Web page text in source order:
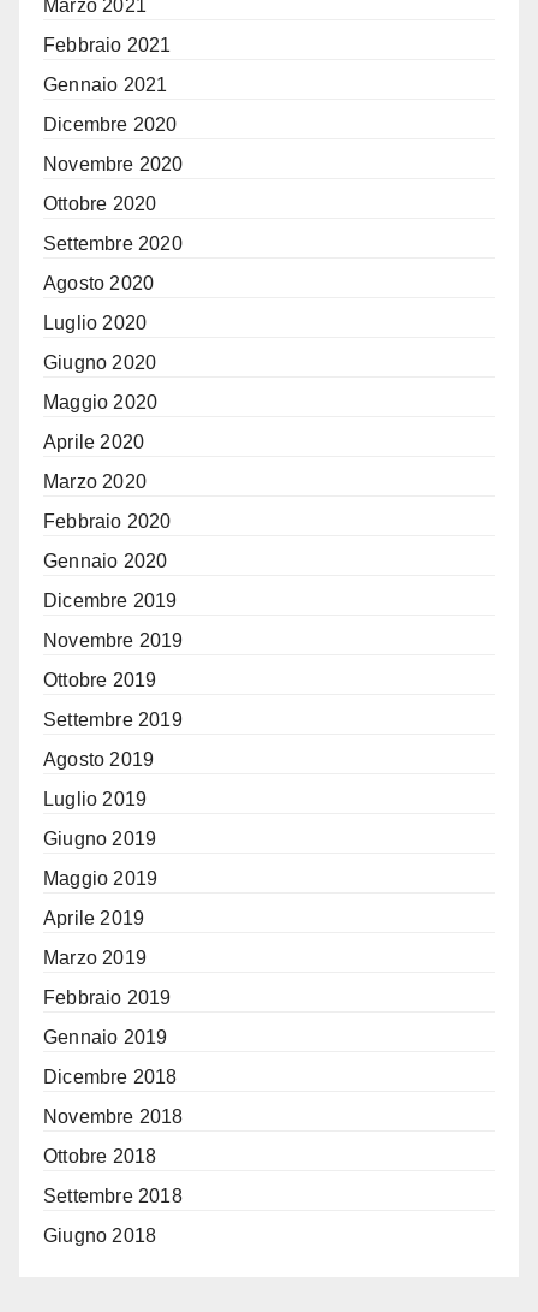
Marzo 2021
Febbraio 2021
Gennaio 2021
Dicembre 2020
Novembre 2020
Ottobre 2020
Settembre 2020
Agosto 2020
Luglio 2020
Giugno 2020
Maggio 2020
Aprile 2020
Marzo 2020
Febbraio 2020
Gennaio 2020
Dicembre 2019
Novembre 2019
Ottobre 2019
Settembre 2019
Agosto 2019
Luglio 2019
Giugno 2019
Maggio 2019
Aprile 2019
Marzo 2019
Febbraio 2019
Gennaio 2019
Dicembre 2018
Novembre 2018
Ottobre 2018
Settembre 2018
Giugno 2018